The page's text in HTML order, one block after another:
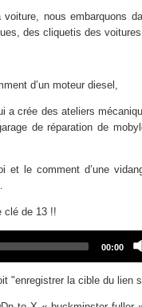
nous embarquons
des cliquetis des
d’un moteur diesel,
a crée des ateliers
de réparation de
le comment d’une
clé de 13 !!
Total
00:00
"enregistrer la cible du lien